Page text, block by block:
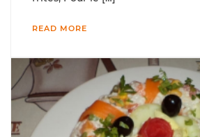
READ MORE